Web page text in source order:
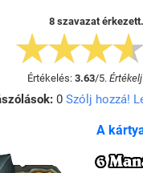
8 szavazat érkezett.
Értékelés: 3.63/5.
0 Szólj hozzá!
A
6